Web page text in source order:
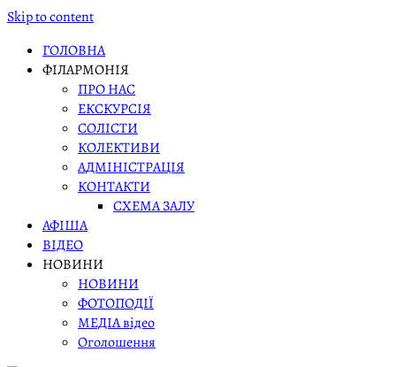
Skip to content
ГОЛОВНА
ФІЛАРМОНІЯ
ПРО НАС
ЕКСКУРСІЯ
СОЛІСТИ
КОЛЕКТИВИ
АДМІНІСТРАЦІЯ
КОНТАКТИ
СХЕМА ЗАЛУ
АФІША
ВІДЕО
НОВИНИ
НОВИНИ
ФОТОПОДІЇ
МЕДІА відео
Оголошення